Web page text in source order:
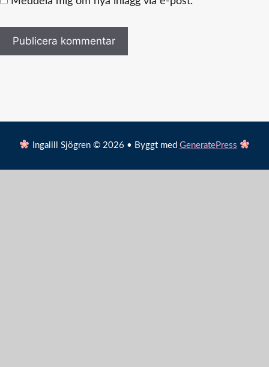
Ingalill Sjögren © 2026 • Byggt med GeneratePress